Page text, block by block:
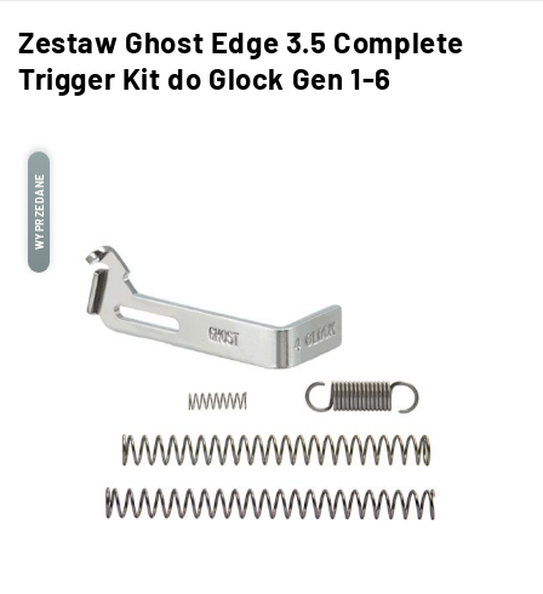
Zestaw Ghost Edge 3.5 Complete
Trigger Kit do Glock Gen 1-6
WYPRZEDANE